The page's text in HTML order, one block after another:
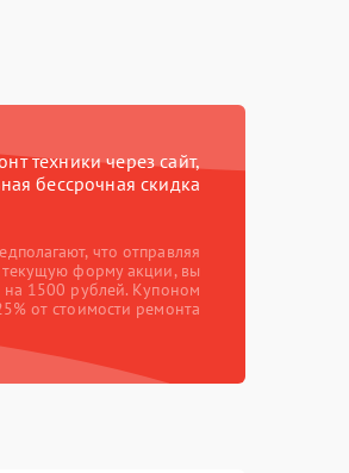
техники через сайт,
бессрочная скидка
что отправляя
текущую форму акции, вы
на 1500 рублей. Купоном
от стоимости ремонта